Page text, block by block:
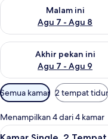
Malam ini
Agu 7 - Agu 8
Periksa ketersediaan
Akhir pekan ini
Agu 7 - Agu 9
Periksa ketersediaan
Filter
tersedia
untuk
kamar
Semua kamar 2 tempat tidur
Menampilkan 4 dari 4 kamar
Lihat
5